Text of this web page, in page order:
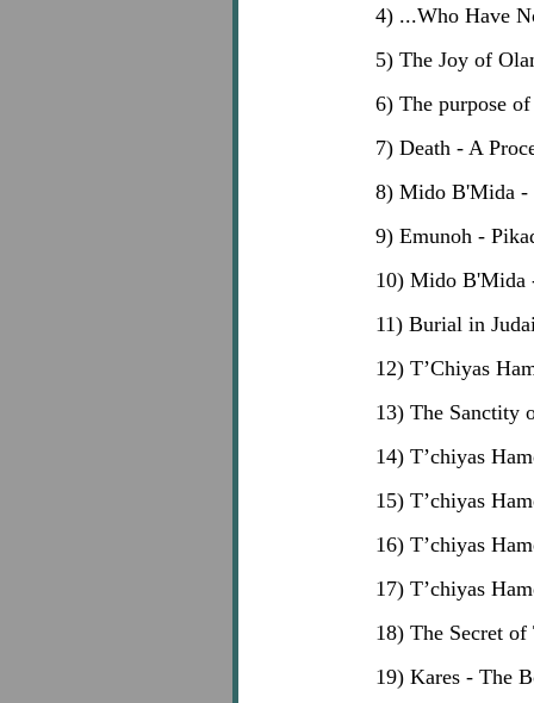
4) ...Who Have
5) The Joy of
6) The purpose
7) Death - A
8) Mido B'Mida -
9) Emunoh -
10) Mido B'Mida
11) Burial in
12) T’Chiyas
13) The Sanctity
14) T’chiyas
15) T’chiyas
16) T’chiyas
17) T’chiyas
18) The Secret
19) Kares - The